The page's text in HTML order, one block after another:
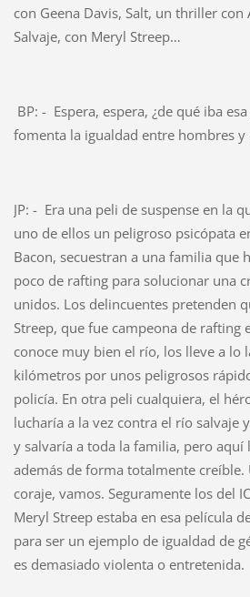
con Geena Davis, Salt, un thriller con
Salvaje, con Meryl Streep…
BP: - Espera, espera, ¿de qué iba
fomenta la igualdad entre hombres y
JP: - Era una peli de suspense en la
uno de ellos un peligroso psicópata
Bacon, secuestran a una familia que
poco de rafting para solucionar una
unidos. Los delincuentes pretenden
Streep, que fue campeona de rafting
conoce muy bien el río, los lleve a lo
kilómetros por unos peligrosos
policía. En otra peli cualquiera, el
lucharía a la vez contra el río salvaje
y salvaría a toda la familia, pero aquí
además de forma totalmente creíble.
coraje, vamos. Seguramente los del
Meryl Streep estaba en esa película
para ser un ejemplo de igualdad de
es demasiado violenta o entretenida.